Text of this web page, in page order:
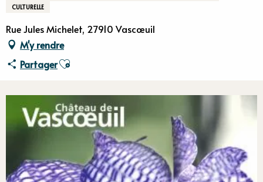
CULTURELLE
Rue Jules Michelet, 27910 Vascœuil
M'y rendre
PartagerAjouter aux favoris